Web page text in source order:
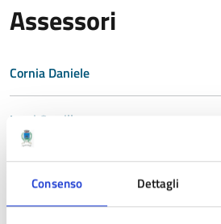
Consenso Dettagli
Assessori
Cornia Daniele
Lami Camilla
Monti Alessandro
Pietroluongo Angela